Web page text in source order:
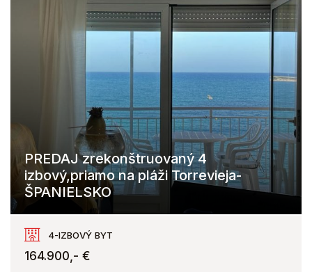
PREDAJ zrekonštruovaný 4
izbový,priamo na pláži Torrevieja-
ŠPANIELSKO
Torrevieja
4-IZBOVÝ BYT
164.900,- €